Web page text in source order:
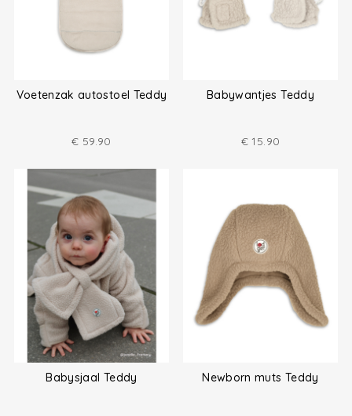
Voetenzak autostoel Teddy
€ 59.90
Babywantjes Teddy
€ 15.90
Babysjaal Teddy Newborn muts Teddy